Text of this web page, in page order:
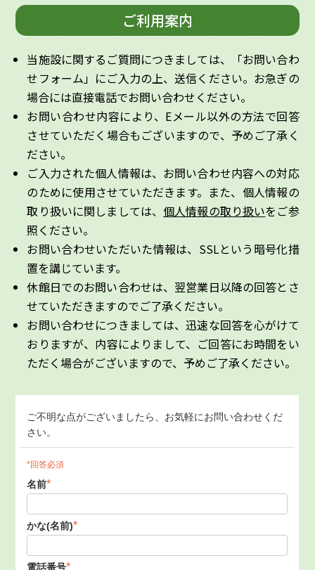
ご利用案内
当施設に関するご質問につきましては、「お問い合わ
せフォーム」にご入力の上、送信ください。お急ぎの
場合には直接電話でお問い合わせください。
お問い合わせ内容により、Eメール以外の方法で回答
させていただく場合もございますので、予めご了承く
ださい。
ご入力された個人情報は、お問い合わせ内容への対応
のために使用させていただきます。また、個人情報の
取り扱いに関しましては、 個人情報の取り扱いをご参
照ください。
お問い合わせいただいた情報は、SSLという暗号化措
置を講じています。
休館日でのお問い合わせは、翌営業日以降の回答とさ
せていただきますのでご了承ください。
お問い合わせにつきましては、迅速な回答を心がけて
おりますが、内容によりまして、ご回答にお時間をい
ただく場合がございますので、予めご了承ください。